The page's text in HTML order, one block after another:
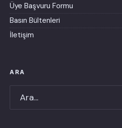
Üye Başvuru Formu
Basın Bültenleri
İletişim
ARA